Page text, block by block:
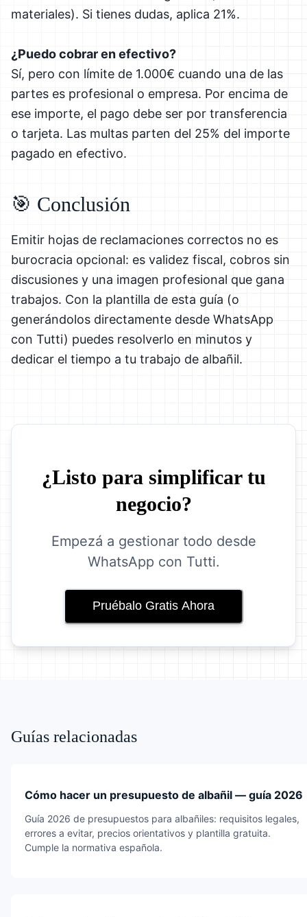
materiales). Si tienes dudas, aplica 21%.
¿Puedo cobrar en efectivo?
Sí, pero con límite de 1.000€ cuando una de las
partes es profesional o empresa. Por encima de
ese importe, el pago debe ser por transferencia
o tarjeta. Las multas parten del 25% del importe
pagado en efectivo.
🎯 Conclusión
Emitir hojas de reclamaciones correctos no es
burocracia opcional: es validez fiscal, cobros sin
discusiones y una imagen profesional que gana
trabajos. Con la plantilla de esta guía (o
generándolos directamente desde WhatsApp
con Tutti) puedes resolverlo en minutos y
dedicar el tiempo a tu trabajo de albañil.
¿Listo para simplificar tu
negocio?
Empezá a gestionar todo desde
WhatsApp con Tutti.
Pruébalo Gratis Ahora
Guías relacionadas
Cómo hacer un presupuesto de albañil — guía 2026
Guía 2026 de presupuestos para albañiles: requisitos legales,
errores a evitar, precios orientativos y plantilla gratuita.
Cumple la normativa española.